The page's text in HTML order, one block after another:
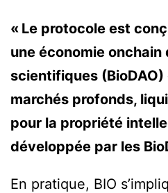
« Le protocole est
une économie
scientifiques
marchés profonds,
pour la propriété
développée par les
En pratique, BIO